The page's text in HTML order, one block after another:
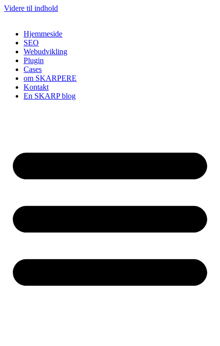
Videre til indhold
Hjemmeside
SEO
Webudvikling
Plugin
Cases
om SKARPERE
Kontakt
En SKARP blog